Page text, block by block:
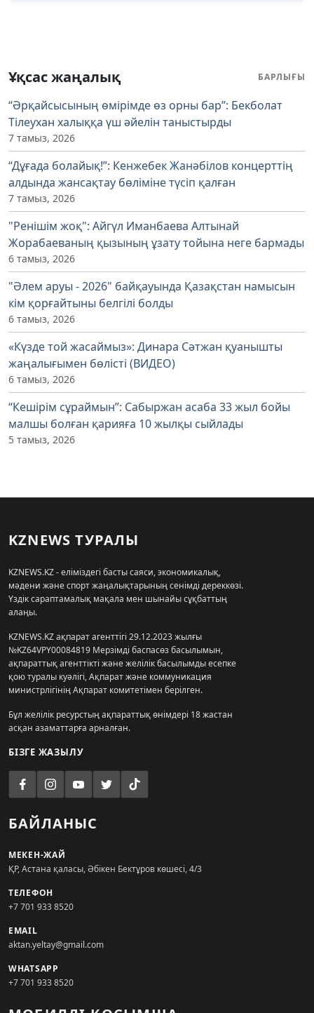
Ұқсас жаңалық БАРЛЫҒЫ
“Әрқайсысының өмірімде өз орны бар”: Бекболат
Тілеухан халыққа үш әйелін таныстырды
7 тамыз, 2026
“Дұғада болайық!”: Кенжебек Жанәбілов концерттің
алдында жансақтау бөліміне түсіп қалған
7 тамыз, 2026
"Ренішім жоқ": Айгүл Иманбаева Алтынай
Жорабаеваның қызының ұзату тойына неге бармады
6 тамыз, 2026
"Әлем аруы - 2026" байқауында Қазақстан намысын
кім қорғайтыны белгілі болды
6 тамыз, 2026
«Күзде той жасаймыз»: Динара Сәтжан қуанышты
жаңалығымен бөлісті (ВИДЕО)
6 тамыз, 2026
“Кешірім сұраймын”: Сабыржан асаба 33 жыл бойы
малшы болған қарияға 10 жылқы сыйлады
5 тамыз, 2026
KZNEWS ТУРАЛЫ
KZNEWS.KZ - еліміздегі басты саяси, экономикалық,
мәдени және спорт жаңалықтарының сенімді дереккөзі.
Үздік сараптамалық мақала мен шынайы сұқбаттың
алаңы.
KZNEWS.KZ ақпарат агенттігі 29.12.2023 жылғы
№KZ64VPY00084819 Мерзімді баспасөз басылымын,
ақпараттық агенттікті және желілік басылымды есепке
қою туралы куәлігі, Ақпарат және коммуникация
министрлігінің Ақпарат комитетімен берілген.
Бұл желілік ресурстың ақпараттық өнімдері 18 жастан
асқан азаматтарға арналған.
БІЗГЕ ЖАЗЫЛУ
БАЙЛАНЫС
МЕКЕН-ЖАЙ
ҚР, Астана қаласы, Әбікен Бектұров көшесі, 4/3
ТЕЛЕФОН
+7 701 933 8520
EMAIL
aktan.yeltay@gmail.com
WHATSAPP
+7 701 933 8520